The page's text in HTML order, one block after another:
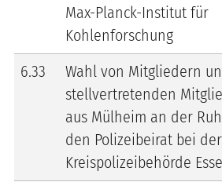
Max-Planck-Institut für
Kohlenforschung
6.33
Wahl von Mitgliedern
stellvertretenden
aus Mülheim an der
den Polizeibeirat bei der
Kreispolizeibehörde